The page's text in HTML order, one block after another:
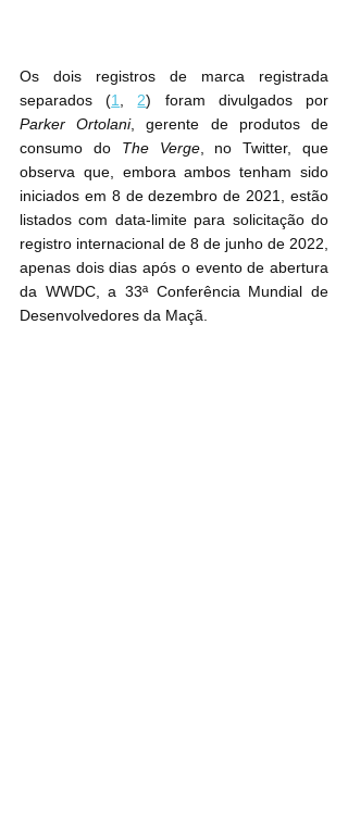
Os dois registros de marca registrada
separados (1 2
Parker Ortolani, gerente de produtos de
consumo do The Verge, no Twitter, que
observa que, embora ambos tenham sido
iniciados em 8 de dezembro de 2021, estão
listados com data-limite para solicitação do
registro internacional de 8 de junho de 2022,
apenas dois dias após o evento de abertura
da WWDC, a 33ª Conferência Mundial de
Desenvolvedores da Maçã.